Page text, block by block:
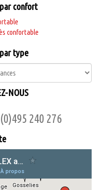
confort
confortable
type
NOUS
240 276